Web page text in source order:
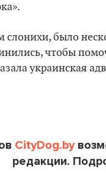
было
чтобы
украинская
CityDog.by
редакции.